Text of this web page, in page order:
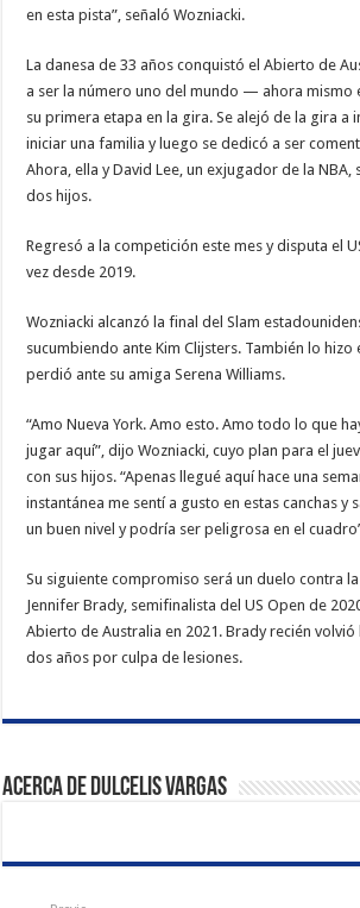
en esta pista”, señaló Wozniacki.
La danesa de 33 años conquistó el Abierto de
a ser la número uno del mundo — ahora mismo
su primera etapa en la gira. Se alejó de la gira a
iniciar una familia y luego se dedicó a ser
Ahora, ella y David Lee, un exjugador de la NBA,
dos hijos.
Regresó a la competición este mes y disputa el
vez desde 2019.
Wozniacki alcanzó la final del Slam
sucumbiendo ante Kim Clijsters. También lo hizo
perdió ante su amiga Serena Williams.
“Amo Nueva York. Amo esto. Amo todo lo que
jugar aquí”, dijo Wozniacki, cuyo plan para el
con sus hijos. “Apenas llegué aquí hace una
instantánea me sentí a gusto en estas canchas y
un buen nivel y podría ser peligrosa en el
Su siguiente compromiso será un duelo contra
Jennifer Brady, semifinalista del US Open de
Abierto de Australia en 2021. Brady recién
dos años por culpa de lesiones.
Acerca de Dulcelis Vargas